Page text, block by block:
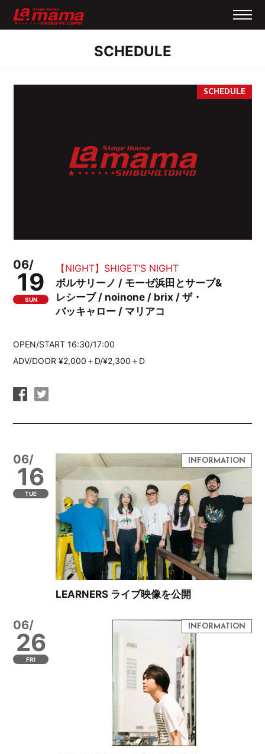
SCHEDULE
06/
19
SUN
【NIGHT】SHIGET’S NIGHT
ボルサリーノ / モーゼ浜田とサーブ&
レシーブ / noinone / brix / ザ・
バッキャロー / マリアコ
OPEN/START 16:30/17:00
ADV/DOOR ¥2,000＋D/¥2,300＋D
06/
16
TUE
LEARNERS ライブ映像を公開
06/
26
FRI